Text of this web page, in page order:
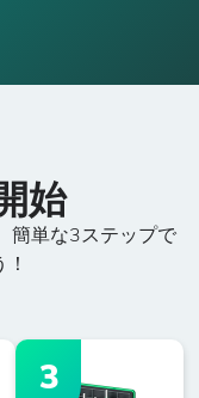
始
簡単な3ステップで
3